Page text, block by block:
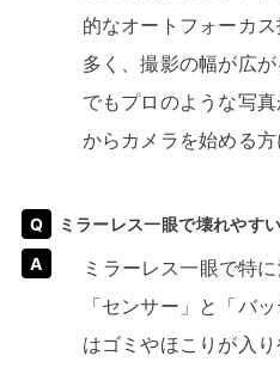
的なオートフォーカ
多く、撮影の幅が広
でもプロのような写
からカメラを始める方
ミラーレス一眼で壊れやす
ミラーレス一眼で特に注意が必要なパーツは
「センサー」と「バ
はゴミやほこりが入